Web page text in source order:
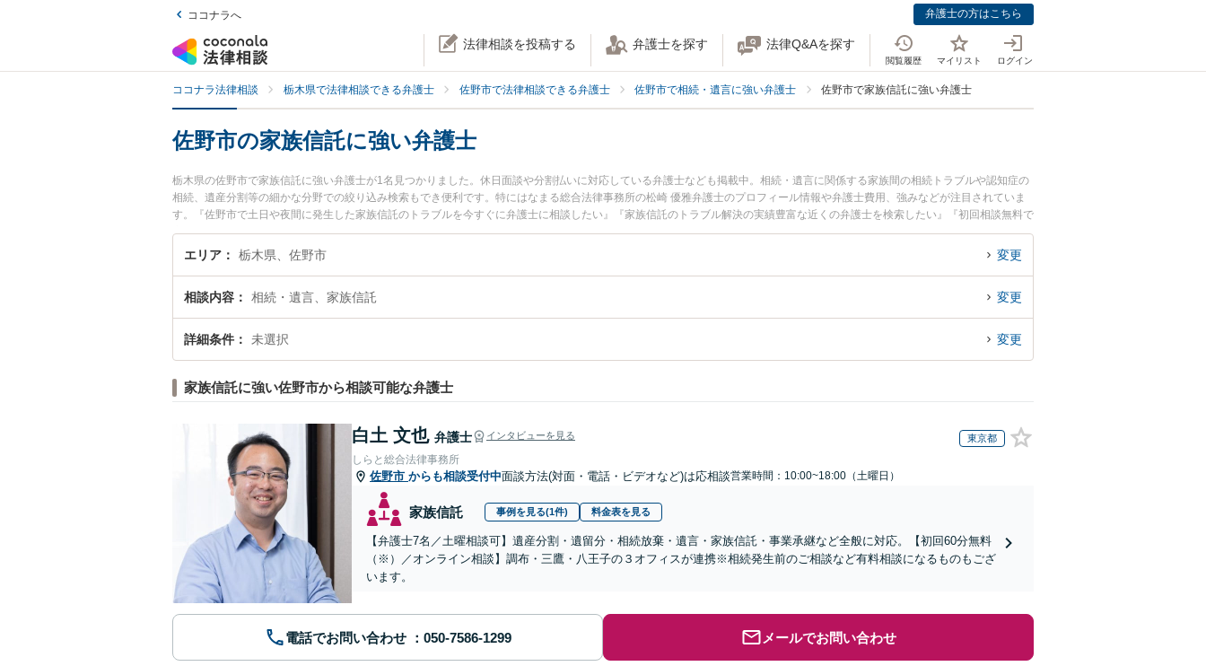
ココナラへ 弁護士の方はこちら
法律相談を投稿する 弁護士を探す 法律Q&Aを探す
閲覧履歴 マイリスト ログイン
ココナラ法律相談 栃木県で法律相談できる弁護士 佐野市で法律相談できる弁護士 佐野市で相続・遺言に強い弁護士 佐野市で家族信託に強い弁護士
佐野市の家族信託に強い弁護士
栃木県の佐野市で家族信託に強い弁護士が1名見つかりました。休日面談や分割払いに対応している弁護士なども掲載中。相続・遺言に関係する家族間の相続トラブルや認知症の
相続、遺産分割等の細かな分野での絞り込み検索もでき便利です。特にはなまる総合法律事務所の松崎 優雅弁護士のプロフィール情報や弁護士費用、強みなどが注目されていま
す。『佐野市で土日や夜間に発生した家族信託のトラブルを今すぐに弁護士に相談したい』『家族信託のトラブル解決の実績豊富な近くの弁護士を検索したい』『初回相談無料で
家族信託を法律相談できる佐野市内の弁護士に相談予約したい』などでお困りの相談者さんにおすすめです。
エリア 栃木県、佐野市 変更
相談内容 相続・遺言、家族信託 変更
詳細条件 未選択 変更
家族信託に強い佐野市から相談可能な弁護士
白土 文也 弁護士 インタビューを見る 東京都
しらと総合法律事務所
佐野市 からも相談受付中面談方法(対面・電話・ビデオなど)は応相談営業時間：10:00~18:00（土曜日）
家族信託 事例を見る(1件) 料金表を見る
【弁護士7名／土曜相談可】遺産分割・遺留分・相続放棄・遺言・家族信託・事業承継など全般に対応。【初回60分無料
（※）／オンライン相談】調布・三鷹・八王子の３オフィスが連携※相続発生前のご相談など有料相談になるものもござ
います。
電話でお問い合わせ メールでお問い合わせ